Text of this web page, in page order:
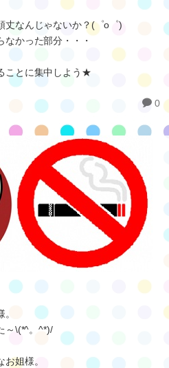
丈なんじゃないか？(゜o゜)
かった部分・・・
ことに集中しよう★
0
～\(*^。^*)/
姐様。